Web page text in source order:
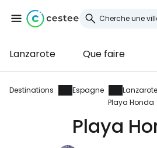
Lanzarote Que faire
Destinations Espagne Lanzarote
Playa Honda
Playa
Se
Cestee
... la communauté